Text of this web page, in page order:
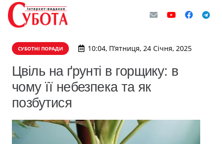
СУБОТНІ ПОРАДИ 10:04, П’ятниця, 24 Січня, 2025
Цвіль на ґрунті в горщику: в
чому її небезпека та як
позбутися